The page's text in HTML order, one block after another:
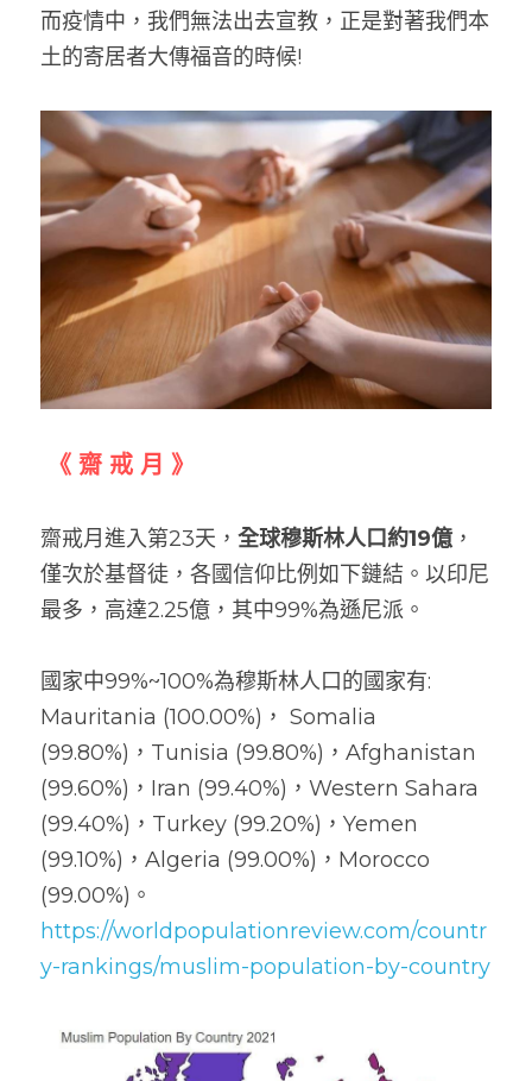
而疫情中，我們無法出去宣教，正是對著我們本
土的寄居者大傳福音的時候!
《 齋 戒 月 》
齋戒月進入第23天， 全球穆斯林人口約19億 ，
僅次於基督徒，各國信仰比例如下鏈結。以印尼
最多，高達2.25億，其中99%為遜尼派。
國家中99%~100%為穆斯林人口的國家有:
Mauritania (100.00%)， Somalia
(99.80%)，Tunisia (99.80%)，Afghanistan
(99.60%)，Iran (99.40%)，Western Sahara
(99.40%)，Turkey (99.20%)，Yemen
(99.10%)，Algeria (99.00%)，Morocco
https://worldpopulationreview.com/countr
y-rankings/muslim-population-by-country